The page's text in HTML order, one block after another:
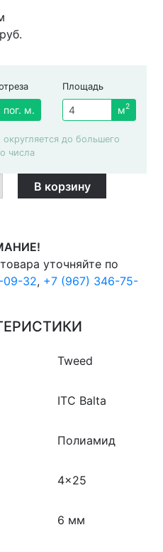
руб.
пог. м.
Площадь
м2
до большего
числа
В корзину
уточняйте по
09-32, +7 (967) 346-75-
Tweed
ITC Balta
Полиамид
4×25
6 мм